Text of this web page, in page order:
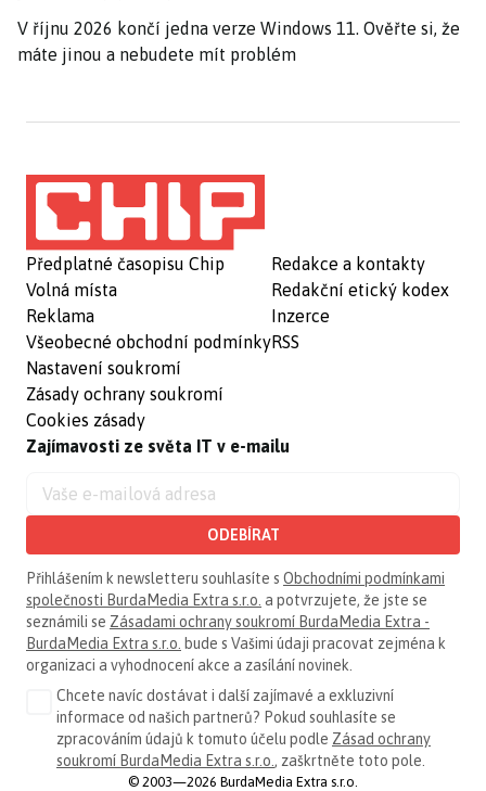
V říjnu 2026 končí jedna verze Windows 11. Ověřte si, že
máte jinou a nebudete mít problém
Předplatné časopisu Chip
Volná místa
Reklama
Všeobecné obchodní podmínky
Nastavení soukromí
Zásady ochrany soukromí
Cookies zásady
Redakce a kontakty
Redakční etický kodex
Inzerce
RSS
Zajímavosti ze světa IT v e-mailu
ODEBÍRAT
Přihlášením k newsletteru souhlasíte s Obchodními podmínkami
společnosti BurdaMedia Extra s.r.o. a potvrzujete, že jste se
seznámili se Zásadami ochrany soukromí BurdaMedia Extra -
BurdaMedia Extra s.r.o. bude s Vašimi údaji pracovat zejména k
organizaci a vyhodnocení akce a zasílání novinek.
Chcete navíc dostávat i další zajímavé a exkluzivní
informace od našich partnerů? Pokud souhlasíte se
zpracováním údajů k tomuto účelu podle Zásad ochrany
soukromí BurdaMedia Extra s.r.o. , zaškrtněte toto pole.
© 2003—2026 BurdaMedia Extra s.r.o.